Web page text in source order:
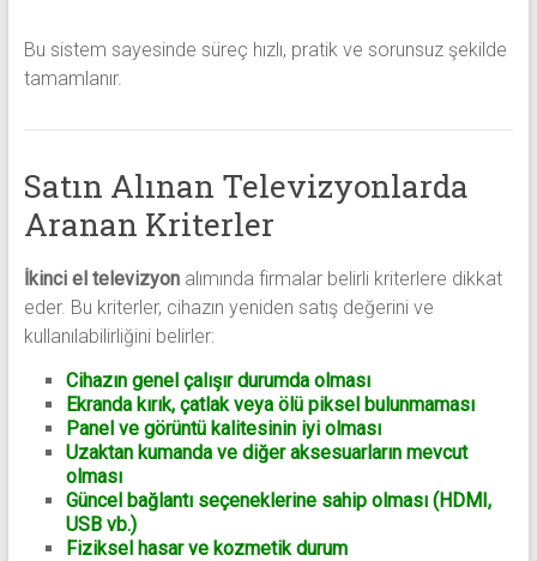
Bu sistem sayesinde süreç hızlı, pratik ve sorunsuz şekilde
tamamlanır.
Satın Alınan Televizyonlarda
Aranan Kriterler
İkinci el televizyonalımında firmalar belirli kriterlere dikkat
eder. Bu kriterler, cihazın yeniden satış değerini ve
kullanılabilirliğini belirler:
Cihazın genel çalışır durumda olması
Ekranda kırık, çatlak veya ölü piksel bulunmaması
Panel ve görüntü kalitesinin iyi olması
Uzaktan kumanda ve diğer aksesuarların mevcut
olması
Güncel bağlantı seçeneklerine sahip olması (HDMI,
USB vb.)
Fiziksel hasar ve kozmetik durum